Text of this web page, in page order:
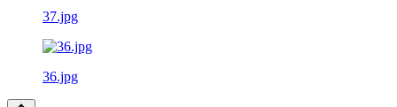
37.jpg
36.jpg